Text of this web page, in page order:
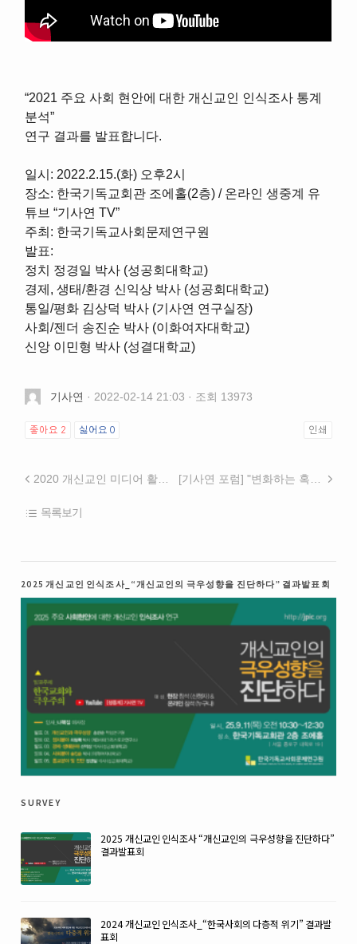
“2021 주요 사회 현안에 대한 개신교인 인식조사 통계
분석”
연구 결과를 발표합니다.
일시: 2022.2.15.(화) 오후2시
장소: 한국기독교회관 조에홀(2층) / 온라인 생중계 유
튜브 “기사연 TV”
주최: 한국기독교사회문제연구원
발표:
정치 정경일 박사 (성공회대학교)
경제, 생태/환경 신익상 박사 (성공회대학교)
통일/평화 김상덕 박사 (기사연 연구실장)
사회/젠더 송진순 박사 (이화여자대학교)
신앙 이민형 박사 (성결대학교)
기사연 · 2022-02-14 21:03 · 조회 13973
좋아요 2 싫어요 0 인쇄
목록보기
2025 개신교인 인식조사_“개신교인의 극우성향을 진단하다” 결과발표회
survey
2025 개신교인 인식조사 “개신교인의 극우성향을 진단하다”
결과발표회
2024 개신교인 인식조사_“한국사회의 다층적 위기” 결과발
표회